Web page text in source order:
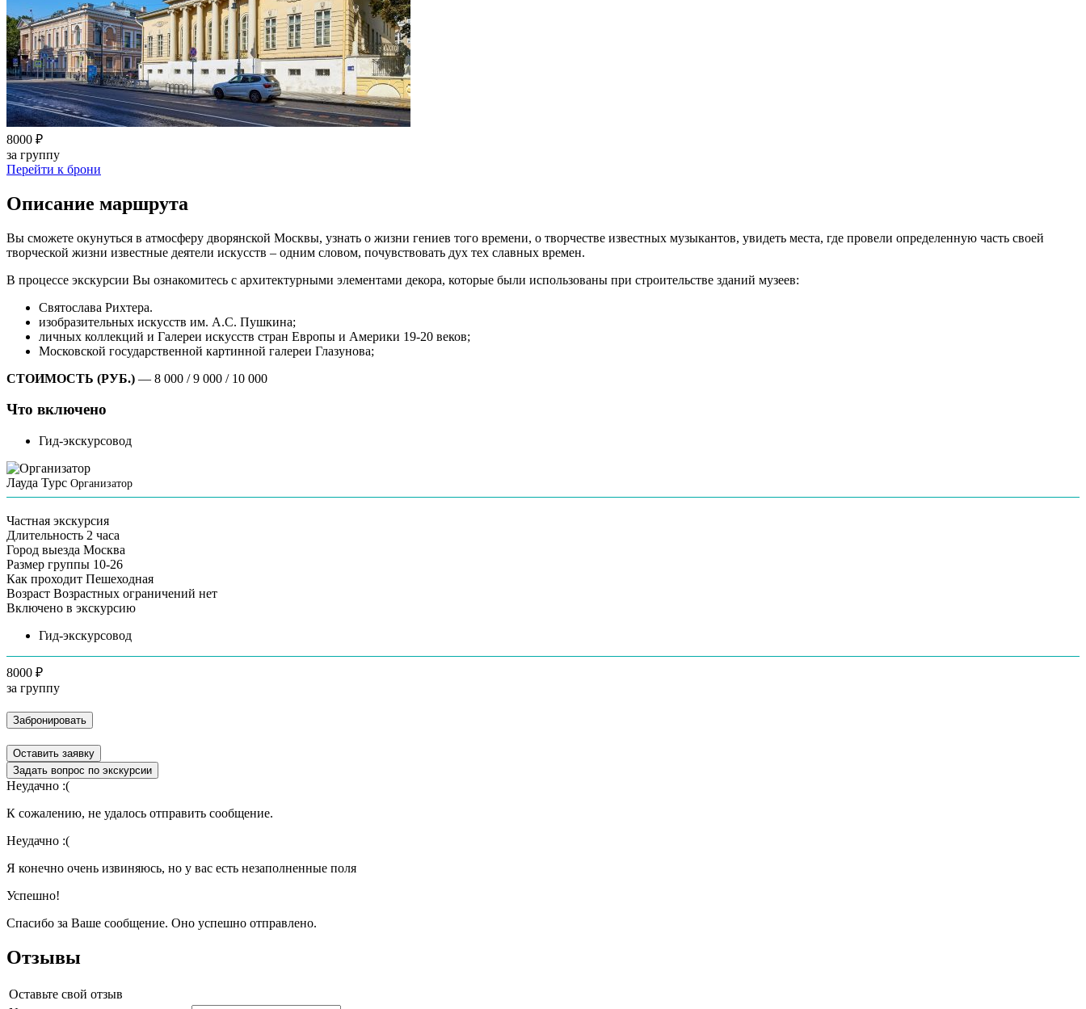
8000 ₽
за группу
Перейти к брони
Описание маршрута
Вы сможете окунуться в атмосферу дворянской Москвы, узнать о жизни гениев того времени, о творчестве известных музыкантов, увидеть места, где провели определенную часть своей
творческой жизни известные деятели искусств – одним словом, почувствовать дух тех славных времен.
В процессе экскурсии Вы ознакомитесь с архитектурными элементами декора, которые были использованы при строительстве зданий музеев:
Святослава Рихтера.
изобразительных искусств им. А.С. Пушкина;
личных коллекций и Галереи искусств стран Европы и Америки 19-20 веков;
Московской государственной картинной галереи Глазунова;
СТОИМОСТЬ (РУБ.) — 8 000 / 9 000 / 10 000
Что включено
Гид-экскурсовод
Лауда Турс Организатор
Частная экскурсия
Длительность 2 часа
Город выезда Москва
Размер группы 10-26
Как проходит Пешеходная
Возраст Возрастных ограничений нет
Включено в экскурсию
Гид-экскурсовод
8000 ₽
за группу
Забронировать
Оставить заявку
Задать вопрос по экскурсии
Неудачно :(
К сожалению, не удалось отправить сообщение.
Неудачно :(
Я конечно очень извиняюсь, но у вас есть незаполненные поля
Успешно!
Спасибо за Ваше сообщение. Оно успешно отправлено.
Отзывы
Оставьте свой отзыв